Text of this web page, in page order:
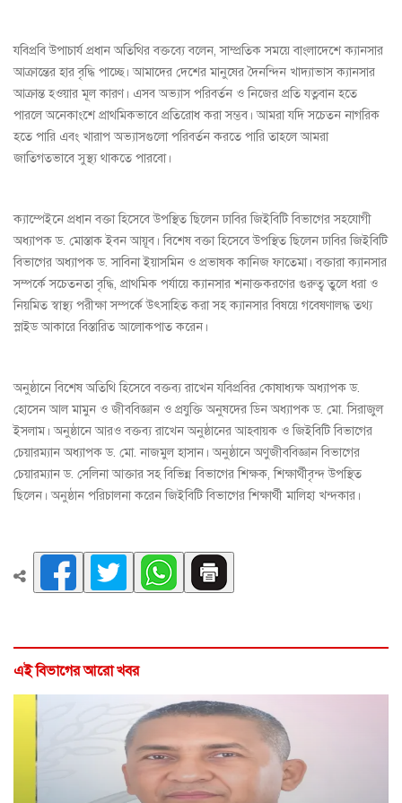
যবিপ্রবি উপাচার্য প্রধান অতিথির বক্তব্যে বলেন, সাম্প্রতিক সময়ে বাংলাদেশে ক্যানসার
আক্রান্তের হার বৃদ্ধি পাচ্ছে। আমাদের দেশের মানুষের দৈনন্দিন খাদ্যাভাস ক্যানসার
আক্রান্ত হওয়ার মূল কারণ। এসব অভ্যাস পরিবর্তন ও নিজের প্রতি যত্নবান হতে
পারলে অনেকাংশে প্রাথমিকভাবে প্রতিরোধ করা সম্ভব। আমরা যদি সচেতন নাগরিক
হতে পারি এবং খারাপ অভ্যাসগুলো পরিবর্তন করতে পারি তাহলে আমরা
জাতিগতভাবে সুস্থ্য থাকতে পারবো।
ক্যাম্পেইনে প্রধান বক্তা হিসেবে উপস্থিত ছিলেন ঢাবির জিইবিটি বিভাগের সহযোগী
অধ্যাপক ড. মোস্তাক ইবন আয়ূব। বিশেষ বক্তা হিসেবে উপস্থিত ছিলেন ঢাবির জিইবিটি
বিভাগের অধ্যাপক ড. সাবিনা ইয়াসমিন ও প্রভাষক কানিজ ফাতেমা। বক্তারা ক্যানসার
সম্পর্কে সচেতনতা বৃদ্ধি, প্রাথমিক পর্যায়ে ক্যানসার শনাক্তকরণের গুরুত্ব তুলে ধরা ও
নিয়মিত স্বাস্থ্য পরীক্ষা সম্পর্কে উৎসাহিত করা সহ ক্যানসার বিষয়ে গবেষণালদ্ধ তথ্য
স্লাইড আকারে বিস্তারিত আলোকপাত করেন।
অনুষ্ঠানে বিশেষ অতিথি হিসেবে বক্তব্য রাখেন যবিপ্রবির কোষাধ্যক্ষ অধ্যাপক ড.
হোসেন আল মামুন ও জীববিজ্ঞান ও প্রযুক্তি অনুষদের ডিন অধ্যাপক ড. মো. সিরাজুল
ইসলাম। অনুষ্ঠানে আরও বক্তব্য রাখেন অনুষ্ঠানের আহবায়ক ও জিইবিটি বিভাগের
চেয়ারম্যান অধ্যাপক ড. মো. নাজমুল হাসান। অনুষ্ঠানে অণুজীববিজ্ঞান বিভাগের
চেয়ারম্যান ড. সেলিনা আক্তার সহ বিভিন্ন বিভাগের শিক্ষক, শিক্ষার্থীবৃন্দ উপস্থিত
ছিলেন। অনুষ্ঠান পরিচালনা করেন জিইবিটি বিভাগের শিক্ষার্থী মালিহা খন্দকার।
এই বিভাগের আরো খবর